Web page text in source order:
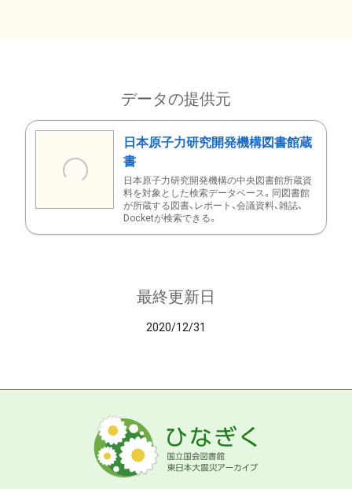
データの提供元
日本原子力研究開発機構図書館蔵
書
日本原子力研究開発機構の中央図書館所蔵資
料を対象とした検索データベース。同図書館
が所蔵する図書、レポート、会議資料、雑誌、
Docketが検索できる。
最終更新日
2020/12/31